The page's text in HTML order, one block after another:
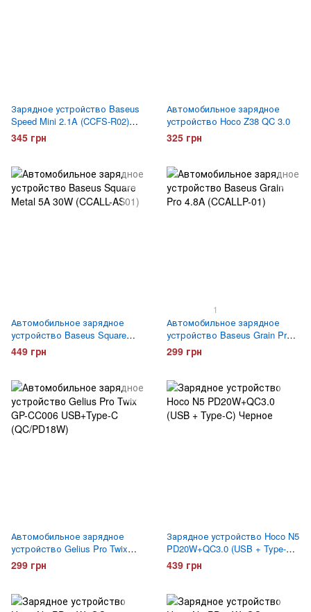
Зарядное устройство Baseus
Speed Mini 2.1A (CCFS-R02)
Белое
345 грн
Автомобильное зарядное
устройство Hoco Z38 QC 3.0
325 грн
Автомобильное зарядное
устройство Baseus Square
Metal 5A 30W (CCALL-AS01)
449 грн
1
Автомобильное зарядное
устройство Baseus Grain Pro
4.8A (CCALLP-01)
299 грн
Автомобильное зарядное
устройство Gelius Pro Twix
GP-CC006 USB+Type-C
(QC/PD18W)
299 грн
Зарядное устройство Hoco N5
PD20W+QC3.0 (USB + Type-C)
Черное
439 грн